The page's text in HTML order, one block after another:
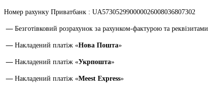
Номер рахунку Приватбанк : UA573052990000026008036807302
— Безготівковий розрахунок за рахунком-фактурою та реквізитами
— Накладений платіж «Нова Пошта»
— Накладений платіж «Укрпошта»
— Накладений платіж «Meest Express»